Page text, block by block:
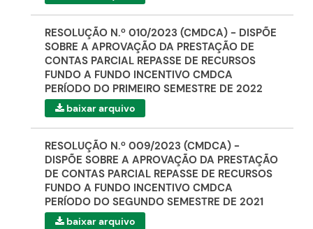
RESOLUÇÃO N.º 010/2023 (CMDCA) - DISPÕE
SOBRE A APROVAÇÃO DA PRESTAÇÃO DE
CONTAS PARCIAL REPASSE DE RECURSOS
FUNDO A FUNDO INCENTIVO CMDCA
PERÍODO DO PRIMEIRO SEMESTRE DE 2022
baixar arquivo
RESOLUÇÃO N.º 009/2023 (CMDCA) -
DISPÕE SOBRE A APROVAÇÃO DA PRESTAÇÃO
DE CONTAS PARCIAL REPASSE DE RECURSOS
FUNDO A FUNDO INCENTIVO CMDCA
PERÍODO DO SEGUNDO SEMESTRE DE 2021
baixar arquivo